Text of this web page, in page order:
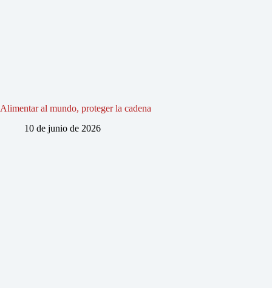
Alimentar al mundo, proteger la cadena
10 de junio de 2026